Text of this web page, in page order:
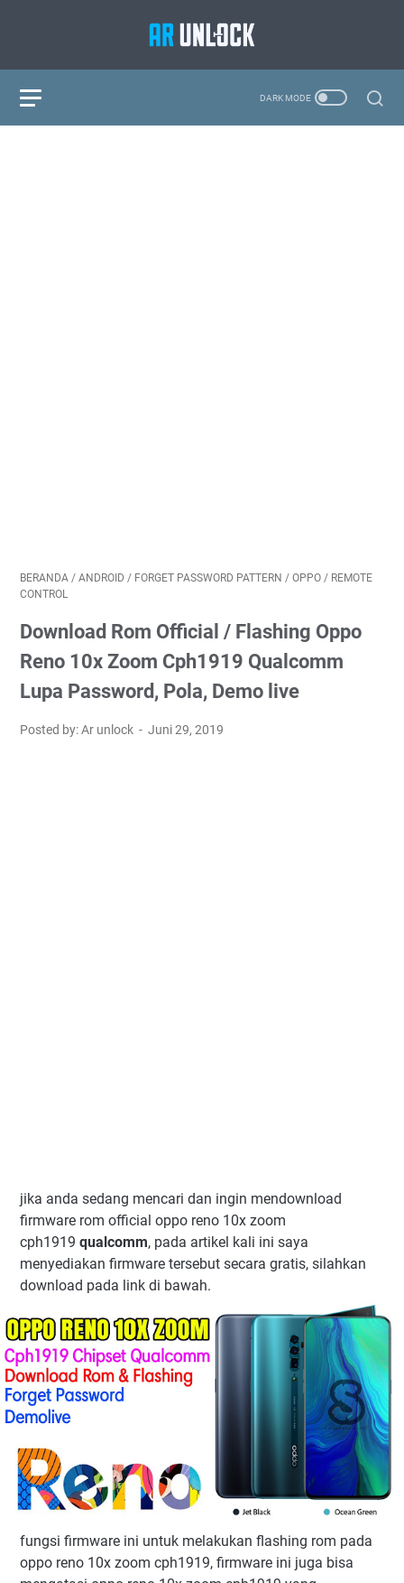
BERANDA / ANDROID / FORGET PASSWORD PATTERN / OPPO / REMOTE
CONTROL
Download Rom Official / Flashing Oppo
Reno 10x Zoom Cph1919 Qualcomm
Lupa Password, Pola, Demo live
Posted by: Ar unlock Juni 29, 2019
jika anda sedang mencari dan ingin mendownload
firmware rom official oppo reno 10x zoom
cph1919 qualcomm, pada artikel kali ini saya
menyediakan firmware tersebut secara gratis, silahkan
download pada link di bawah.
fungsi firmware ini untuk melakukan flashing rom pada
oppo reno 10x zoom cph1919, firmware ini juga bisa